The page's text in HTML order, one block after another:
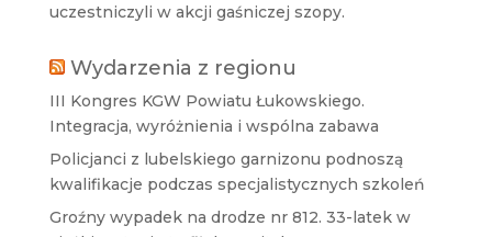
uczestniczyli w akcji gaśniczej szopy.
Wydarzenia z regionu
III Kongres KGW Powiatu Łukowskiego.
Integracja, wyróżnienia i wspólna zabawa
Policjanci z lubelskiego garnizonu podnoszą
kwalifikacje podczas specjalistycznych szkoleń
Groźny wypadek na drodze nr 812. 33-latek w